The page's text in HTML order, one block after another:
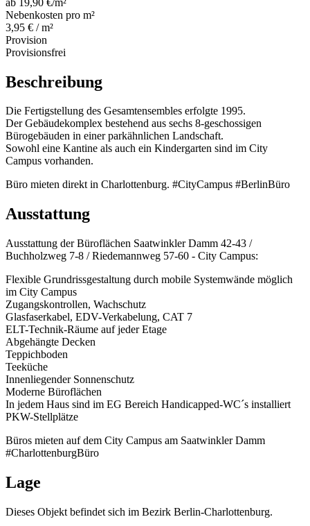
Nebenkosten pro m²
3,95 € / m²
Provision
Provisionsfrei
Beschreibung
Die Fertigstellung des Gesamtensembles erfolgte 1995.
Der Gebäudekomplex bestehend aus sechs 8-geschossigen
Bürogebäuden in einer parkähnlichen Landschaft.
Sowohl eine Kantine als auch ein Kindergarten sind im City
Campus vorhanden.
Büro mieten direkt in Charlottenburg. #CityCampus #BerlinBüro
Ausstattung
Ausstattung der Büroflächen Saatwinkler Damm 42-43 /
Buchholzweg 7-8 / Riedemannweg 57-60 - City Campus:
Flexible Grundrissgestaltung durch mobile Systemwände möglich
im City Campus
Zugangskontrollen, Wachschutz
Glasfaserkabel, EDV-Verkabelung, CAT 7
ELT-Technik-Räume auf jeder Etage
Abgehängte Decken
Teppichboden
Teeküche
Innenliegender Sonnenschutz
Moderne Büroflächen
In jedem Haus sind im EG Bereich Handicapped-WC´s installiert
PKW-Stellplätze
Büros mieten auf dem City Campus am Saatwinkler Damm
#CharlottenburgBüro
Lage
Dieses Objekt befindet sich im Bezirk Berlin-Charlottenburg.